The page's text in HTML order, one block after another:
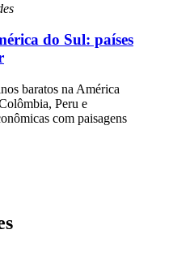
do Sul: países
baratos na América
Peru e
com paisagens